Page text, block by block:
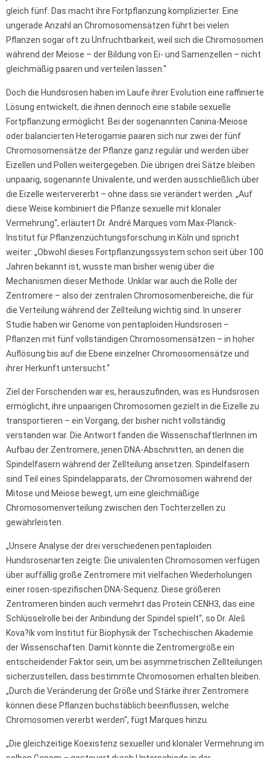
gleich fünf. Das macht ihre Fortpflanzung komplizierter. Eine
ungerade Anzahl an Chromosomensätzen führt bei vielen
Pflanzen sogar oft zu Unfruchtbarkeit, weil sich die Chromosomen
während der Meiose – der Bildung von Ei- und Samenzellen – nicht
gleichmäßig paaren und verteilen lassen.“
Doch die Hundsrosen haben im Laufe ihrer Evolution eine raffinierte
Lösung entwickelt, die ihnen dennoch eine stabile sexuelle
Fortpflanzung ermöglicht. Bei der sogenannten Canina-Meiose
oder balancierten Heterogamie paaren sich nur zwei der fünf
Chromosomensätze der Pflanze ganz regulär und werden über
Eizellen und Pollen weitergegeben. Die übrigen drei Sätze bleiben
unpaarig, sogenannte Univalente, und werden ausschließlich über
die Eizelle weitervererbt – ohne dass sie verändert werden. „Auf
diese Weise kombiniert die Pflanze sexuelle mit klonaler
Vermehrung“, erläutert Dr. André Marques vom Max-Planck-
Institut für Pflanzenzüchtungsforschung in Köln und spricht
weiter: „Obwohl dieses Fortpflanzungssystem schon seit über 100
Jahren bekannt ist, wusste man bisher wenig über die
Mechanismen dieser Methode. Unklar war auch die Rolle der
Zentromere – also der zentralen Chromosomenbereiche, die für
die Verteilung während der Zellteilung wichtig sind. In unserer
Studie haben wir Genome von pentaploiden Hundsrosen –
Pflanzen mit fünf vollständigen Chromosomensätzen – in hoher
Auflösung bis auf die Ebene einzelner Chromosomensätze und
ihrer Herkunft untersucht.“
Ziel der Forschenden war es, herauszufinden, was es Hundsrosen
ermöglicht, ihre unpaarigen Chromosomen gezielt in die Eizelle zu
transportieren – ein Vorgang, der bisher nicht vollständig
verstanden war. Die Antwort fanden die WissenschaftlerInnen im
Aufbau der Zentromere, jenen DNA-Abschnitten, an denen die
Spindelfasern während der Zellteilung ansetzen. Spindelfasern
sind Teil eines Spindelapparats, der Chromosomen während der
Mitose und Meiose bewegt, um eine gleichmäßige
Chromosomenverteilung zwischen den Tochterzellen zu
gewährleisten.
„Unsere Analyse der drei verschiedenen pentaploiden
Hundsrosenarten zeigte: Die univalenten Chromosomen verfügen
über auffällig große Zentromere mit vielfachen Wiederholungen
einer rosen-spezifischen DNA-Sequenz. Diese größeren
Zentromeren binden auch vermehrt das Protein CENH3, das eine
Schlüsselrolle bei der Anbindung der Spindel spielt“, so Dr. Aleš
Kova?ík vom Institut für Biophysik der Tschechischen Akademie
der Wissenschaften. Damit könnte die Zentromergröße ein
entscheidender Faktor sein, um bei asymmetrischen Zellteilungen
sicherzustellen, dass bestimmte Chromosomen erhalten bleiben.
„Durch die Veränderung der Größe und Stärke ihrer Zentromere
können diese Pflanzen buchstäblich beeinflussen, welche
Chromosomen vererbt werden“, fügt Marques hinzu.
„Die gleichzeitige Koexistenz sexueller und klonaler Vermehrung im